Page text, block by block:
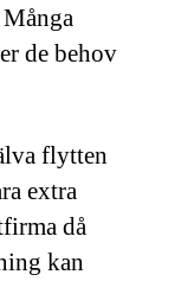
de behov
flytten
extra
då
kan